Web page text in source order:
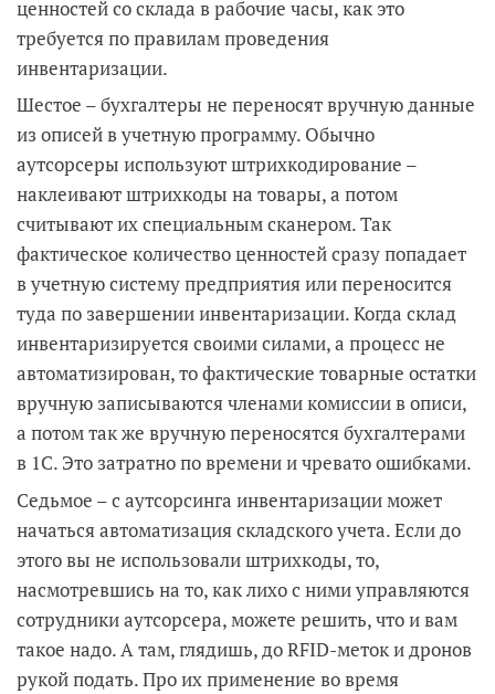
ценностей со склада в рабочие часы, как это
требуется по правилам проведения
инвентаризации.
Шестое – бухгалтеры не переносят вручную данные
из описей в учетную программу. Обычно
аутсорсеры используют штрихкодирование –
наклеивают штрихкоды на товары, а потом
считывают их специальным сканером. Так
фактическое количество ценностей сразу попадает
в учетную систему предприятия или переносится
туда по завершении инвентаризации. Когда склад
инвентаризируется своими силами, а процесс не
автоматизирован, то фактические товарные остатки
вручную записываются членами комиссии в описи,
а потом так же вручную переносятся бухгалтерами
в 1С. Это затратно по времени и чревато ошибками.
Седьмое – с аутсорсинга инвентаризации может
начаться автоматизация складского учета. Если до
этого вы не использовали штрихкоды, то,
насмотревшись на то, как лихо с ними управляются
сотрудники аутсорсера, можете решить, что и вам
такое надо. А там, глядишь, до RFID-меток и дронов
рукой подать. Про их применение во время